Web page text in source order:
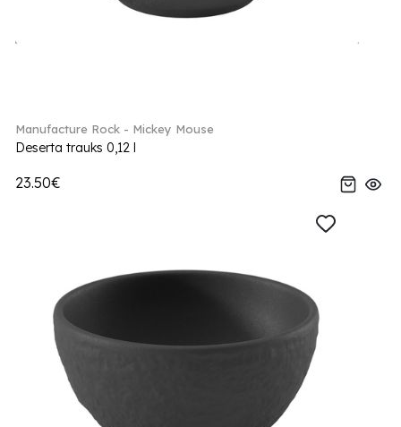
Manufacture Rock - Mickey Mouse
Deserta trauks 0,12 l
23.50€